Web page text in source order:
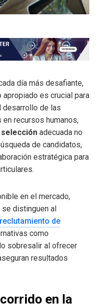
día más desafiante,
apropiado es crucial para
desarrollo de las
recursos humanos,
adecuada no
de candidatos,
estratégica para
en el mercado,
distinguen al
de
como
sobresalir al ofrecer
resultados
en la